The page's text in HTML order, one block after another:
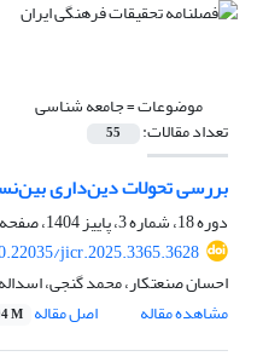
موضوعات =جامعه شناسی
تعداد مقالات: 55
بررسی تحولات دین‌داری
دوره 18، شماره 3، پاییز 1404، صفحه
jicr.2025.3365.3628
احسان صنعتکار، محمد گنجی، اسداله
مشاهده مقاله
اصل مقاله M